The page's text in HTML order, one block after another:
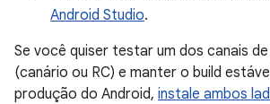
Android Studio.
Se você quiser testar um dos canais
(canário ou RC) e manter o build
produção do Android, instale ambos